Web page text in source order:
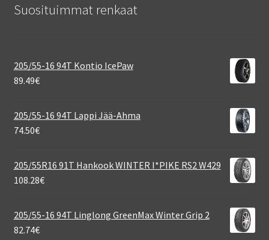
Suosituimmat renkaat
205/55-16 94T Kontio IcePaw
89.49€
205/55-16 94T Lappi Jää-Ahma
74.50€
205/55R16 91T Hankook WINTER I*PIKE RS2 W429
108.28€
205/55-16 94T Linglong GreenMax Winter Grip 2
82.74€